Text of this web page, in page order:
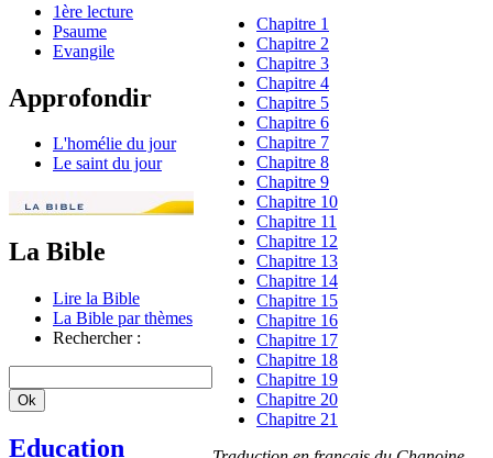
1ère lecture
Psaume
Evangile
Approfondir
L'homélie du jour
Le saint du jour
La Bible
Lire la Bible
La Bible par thèmes
Rechercher :
Education
Chapitre 1
Chapitre 2
Chapitre 3
Chapitre 4
Chapitre 5
Chapitre 6
Chapitre 7
Chapitre 8
Chapitre 9
Chapitre 10
Chapitre 11
Chapitre 12
Chapitre 13
Chapitre 14
Chapitre 15
Chapitre 16
Chapitre 17
Chapitre 18
Chapitre 19
Chapitre 20
Chapitre 21